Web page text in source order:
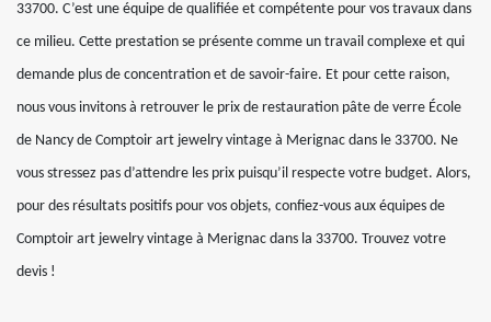
33700. C’est une équipe de qualifiée et compétente pour vos travaux dans
ce milieu. Cette prestation se présente comme un travail complexe et qui
demande plus de concentration et de savoir-faire. Et pour cette raison,
nous vous invitons à retrouver le prix de restauration pâte de verre École
de Nancy de Comptoir art jewelry vintage à Merignac dans le 33700. Ne
vous stressez pas d’attendre les prix puisqu’il respecte votre budget. Alors,
pour des résultats positifs pour vos objets, confiez-vous aux équipes de
Comptoir art jewelry vintage à Merignac dans la 33700. Trouvez votre
devis !